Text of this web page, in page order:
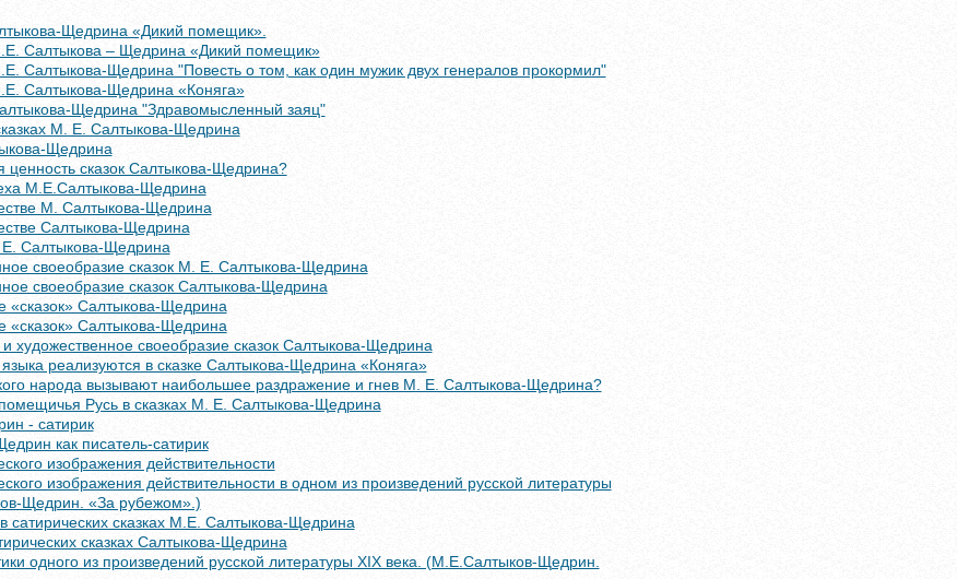
Щедрина «Дикий помещик».
Салтыкова – Щедрина «Дикий помещик»
Салтыкова-Щедрина "Повесть о том, как один мужик двух генералов прокормил"
Салтыкова-Щедрина «Коняга»
Щедрина "Здравомысленный заяц"
М. Е. Салтыкова-Щедрина
Щедрина
сказок Салтыкова-Щедрина?
М.Е.Салтыкова-Щедрина
М. Салтыкова-Щедрина
Салтыкова-Щедрина
Салтыкова-Щедрина
своеобразие сказок М. Е. Салтыкова-Щедрина
своеобразие сказок Салтыкова-Щедрина
«сказок» Салтыкова-Щедрина
«сказок» Салтыкова-Щедрина
художественное своеобразие сказок Салтыкова-Щедрина
реализуются в сказке Салтыкова-Щедрина «Коняга»
народа вызывают наибольшее раздражение и гнев М. Е. Салтыкова-Щедрина?
Русь в сказках М. Е. Салтыкова-Щедрина
- сатирик
как писатель-сатирик
изображения действительности
изображения действительности в одном из произведений русской литературы
Щедрин. «За рубежом».)
сатирических сказках М.Е. Салтыкова-Щедрина
сказках Салтыкова-Щедрина
одного из произведений русской литературы XIX века. (М.Е.Салтыков-Щедрин.